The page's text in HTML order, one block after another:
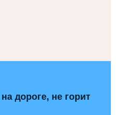
дороге, не горит